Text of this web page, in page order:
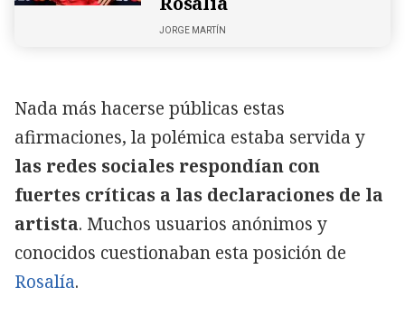
JORGE MARTÍN
Nada más hacerse públicas estas
afirmaciones, la polémica estaba servida y
las redes sociales respondían con
fuertes críticas a las declaraciones de la
artista. Muchos usuarios anónimos y
conocidos cuestionaban esta posición de
Rosalía.